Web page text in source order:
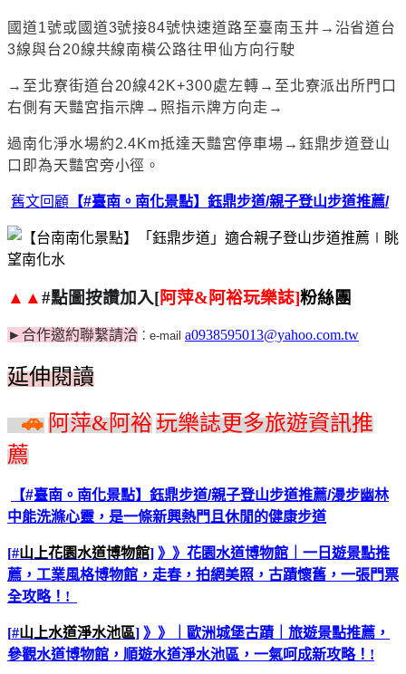
國道1號或國道3號接84號快速道路至臺南玉井 → 沿省道台
3線與台20線共線南橫公路往甲仙方向行駛
→ 至北寮街道台20線42K+300處左轉 → 至北寮派出所門口
右側有天豔宮指示牌 → 照指示牌方向走 →
過南化淨水場約2.4Km抵達天豔宮停車場 → 鈺鼎步道登山
口即為天豔宮旁小徑。
舊文回顧 【#臺南。南化景點】鈺鼎步道/親子登山步道推薦/
▲▲#點圖按讚加入[阿萍&阿裕玩樂誌]粉絲團
►合作邀約聯繫請洽 ： e-mail a0938595013@yahoo.com.tw
延伸閱讀
🚗阿萍&阿裕玩樂誌更多旅遊資訊推
薦
【#臺南。南化景點】鈺鼎步道/親子登山步道推薦/漫步幽林
中能洗滌心靈，是一條新興熱門且休閒的健康步道
[#山上花園水道博物館] 》》 花園水道博物館｜一日遊景點推
薦，工業風格博物館，走春，拍網美照，古蹟懷舊，一張門票
全攻略！ !
[#山上水道淨水池區] 》》
｜歐洲城堡古蹟｜旅遊景點推薦，
參觀水道博物館，順遊水道淨水池區，一氣呵成新攻略！ !